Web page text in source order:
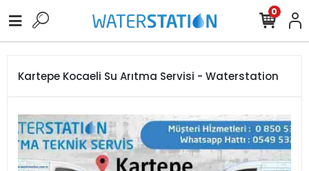
0
Kartepe Kocaeli Su Arıtma Servisi - Waterstation